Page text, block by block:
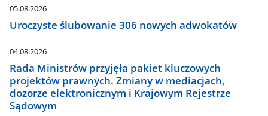
05.08.2026
Uroczyste ślubowanie 306 nowych adwokatów
04.08.2026
Rada Ministrów przyjęła pakiet kluczowych
projektów prawnych. Zmiany w mediacjach,
dozorze elektronicznym i Krajowym Rejestrze
Sądowym